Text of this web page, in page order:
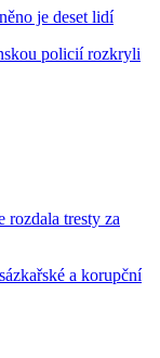
je deset lidí
policií rozkryli
rozdala tresty za
a korupční